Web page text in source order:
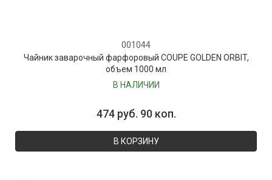
001044
Чайник заварочный фарфоровый COUPE GOLDEN ORBIT,
объем 1000 мл
В НАЛИЧИИ
474 руб. 90 коп.
В КОРЗИНУ